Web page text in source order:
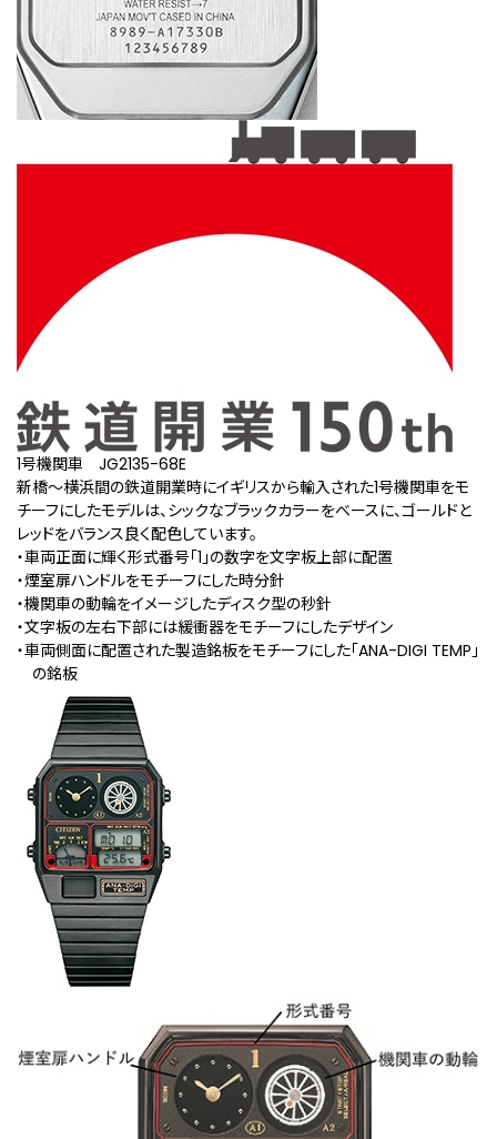
1号機関車 JG2135-68E
新橋～横浜間の鉄道開業時にイギリスから輸入された1号機関車をモ
チーフにしたモデルは、シックなブラックカラーをベースに、ゴールドと
レッドをバランス良く配色しています。
・車両正面に輝く形式番号「1」の数字を文字板上部に配置
・煙室扉ハンドルをモチーフにした時分針
・機関車の動輪をイメージしたディスク型の秒針
・文字板の左右下部には緩衝器をモチーフにしたデザイン
・車両側面に配置された製造銘板をモチーフにした「ANA-DIGI TEMP」
の銘板